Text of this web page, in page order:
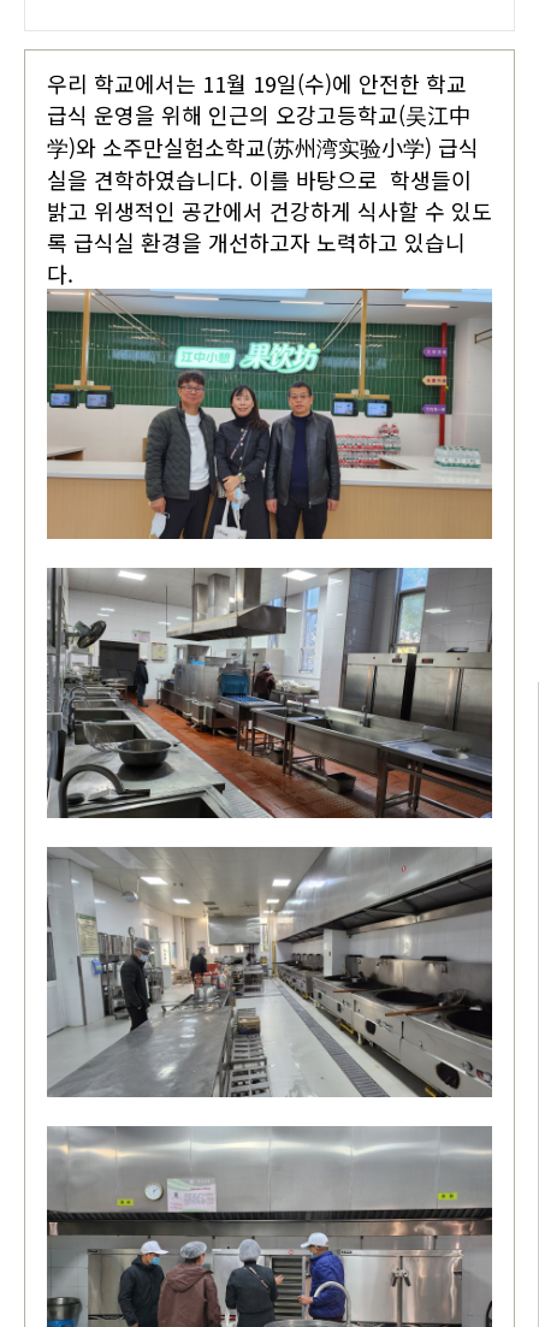
우리 학교에서는 11월 19일(수)에 안전한 학교
급식 운영을 위해 인근의 오강고등학교(吴江中
学)와 소주만실험소학교(苏州湾实验小学) 급식
실을 견학하였습니다. 이를 바탕으로 학생들이
밝고 위생적인 공간에서 건강하게 식사할 수 있도
록 급식실 환경을 개선하고자 노력하고 있습니
다.